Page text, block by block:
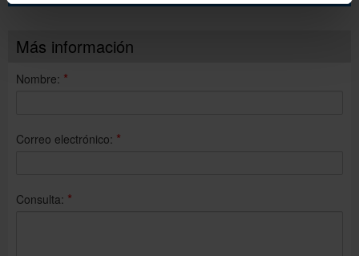
Más información
Nombre: *
Correo electrónico: *
Consulta: *